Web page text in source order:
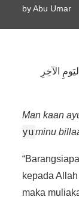
byAbu Umar
الآخِرِ
Man kaan
yuminu
kepada
maka